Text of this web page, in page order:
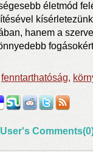
még tart!
találkozása a Mai
életmód
hanem a
fenntarthatóság,